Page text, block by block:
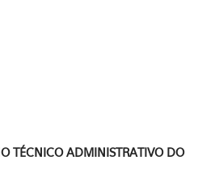
TÉCNICO ADMINISTRATIVO DO